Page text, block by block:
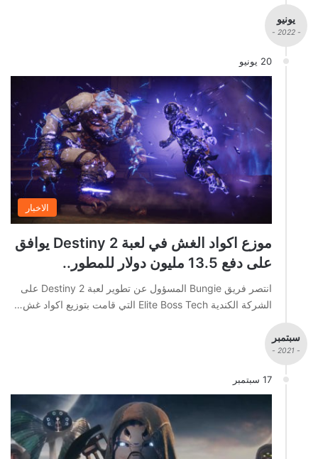
يونيو
- 2022 -
20 يونيو
الاخبار
موزع اكواد الغش في لعبة Destiny 2 يوافق
على دفع 13.5 مليون دولار للمطور..
انتصر فريق Bungie المسؤول عن تطوير لعبة Destiny 2 على
الشركة الكندية Elite Boss Tech التي قامت بتوزيع اكواد غش…
سبتمبر
- 2021 -
17 سبتمبر